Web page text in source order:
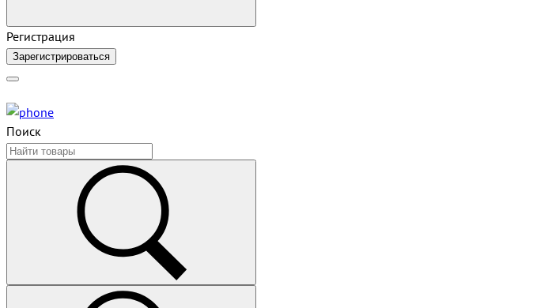
Регистрация
Зарегистрироваться
Поиск